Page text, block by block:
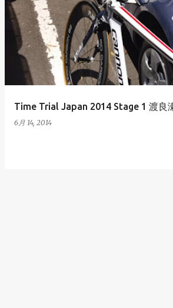
稿
Time Trial Japan 2014 Stage 1 渡良
6月 14, 2014